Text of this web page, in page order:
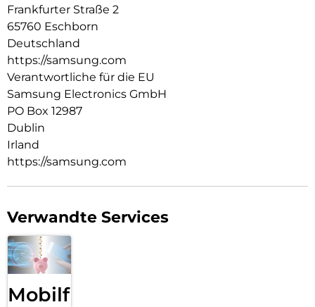
Frankfurter Straße 2
65760 Eschborn
Deutschland
https://samsung.com
Verantwortliche für die EU
Samsung Electronics GmbH
PO Box 12987
Dublin
Irland
https://samsung.com
Verwandte Services
Mobilfunk